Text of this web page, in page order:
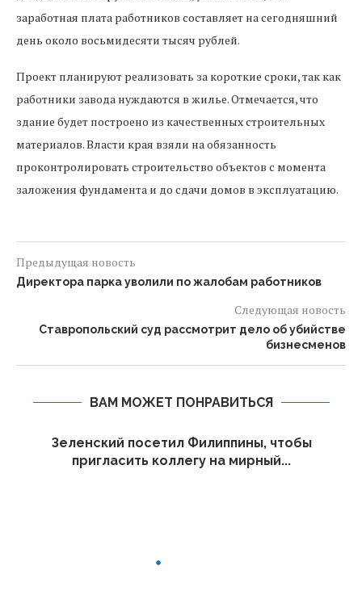
заработная плата работников составляет на сегодняшний
день около восьмидесяти тысяч рублей.
Проект планируют реализовать за короткие сроки, так как
работники завода нуждаются в жилье. Отмечается, что
здание будет построено из качественных строительных
материалов. Власти края взяли на обязанность
проконтролировать строительство объектов с момента
заложения фундамента и до сдачи домов в эксплуатацию.
Предыдущая новость
Директора парка уволили по жалобам работников
Следующая новость
Ставропольский суд рассмотрит дело об убийстве
бизнесменов
ВАМ МОЖЕТ ПОНРАВИТЬСЯ
Зеленский посетил Филиппины, чтобы
пригласить коллегу на мирный...